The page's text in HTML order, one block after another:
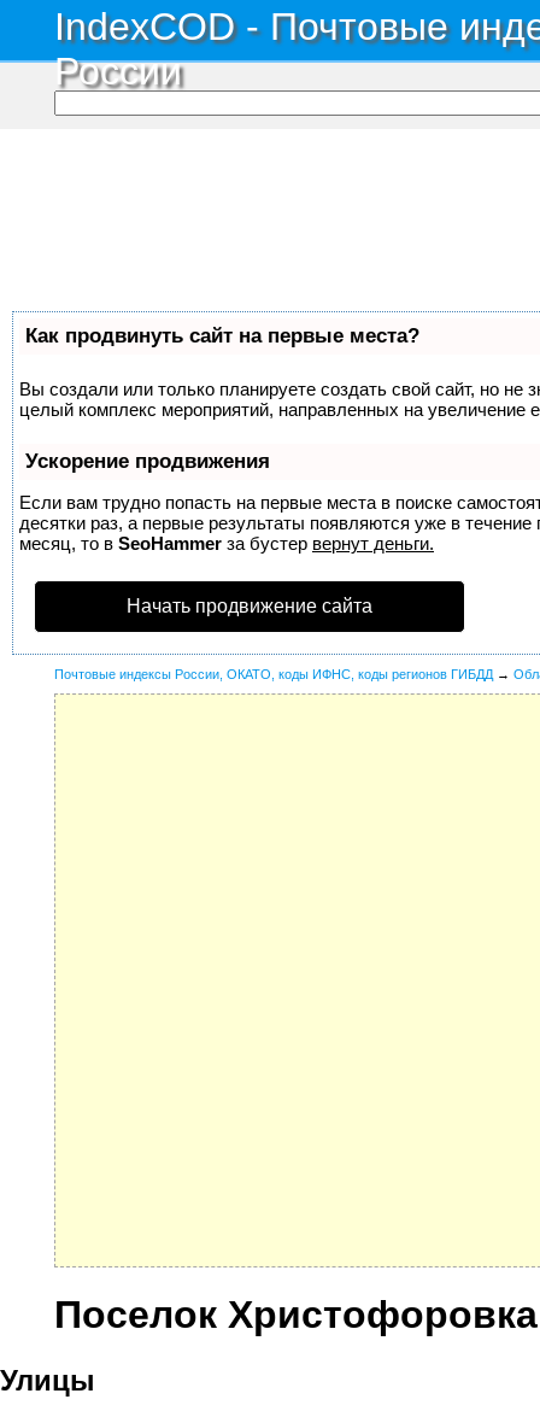
IndexCOD - Почтовые
России
Как продвинуть сайт на первые места?
Вы создали или только планируете создать свой сайт, но не
целый комплекс мероприятий, направленных на увеличение
Ускорение продвижения
Если вам трудно попасть на первые места в поиске
десятки раз, а первые результаты появляются уже в
месяц, то в SeoHammer за бустер вернут деньги.
Начать продвижение сайта
Почтовые индексы России, ОКАТО, коды ИФНС, коды регионов ГИБДД →
Поселок Христофоровка
Улицы